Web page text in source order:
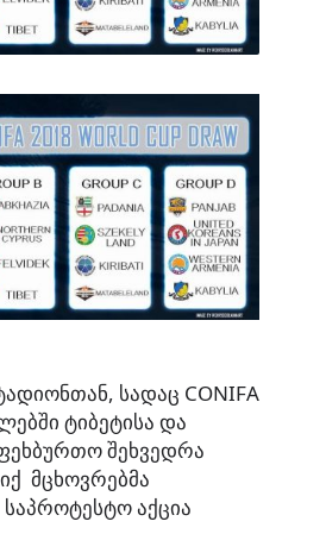
სადაც CONIFA
ტიბეტისა და
შეხვედრა
მცხოვრებმა
აქცია